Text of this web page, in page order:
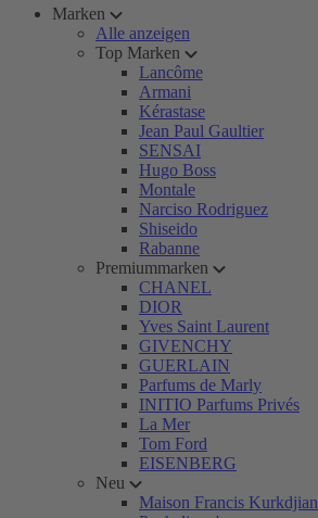
Marken
Alle anzeigen
Top Marken
Lancôme
Armani
Kérastase
Jean Paul Gaultier
SENSAI
Hugo Boss
Montale
Narciso Rodriguez
Shiseido
Rabanne
Premiummarken
CHANEL
DIOR
Yves Saint Laurent
GIVENCHY
GUERLAIN
Parfums de Marly
INITIO Parfums Privés
La Mer
Tom Ford
EISENBERG
Neu
Maison Francis Kurkdjian